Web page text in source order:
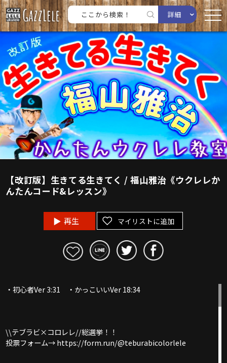
詳細
【改訂版】生きてる生きてく / 福山雅治《ウクレレか
んたんコード&レッスン》
再生 マイリストに追加
・初心者Ver 3:31 ・かっこいいVer 18:34
\\テブラビ×コロレレ//総選挙！！
投票フォーム→ https://form.run/@teburabicolorlele